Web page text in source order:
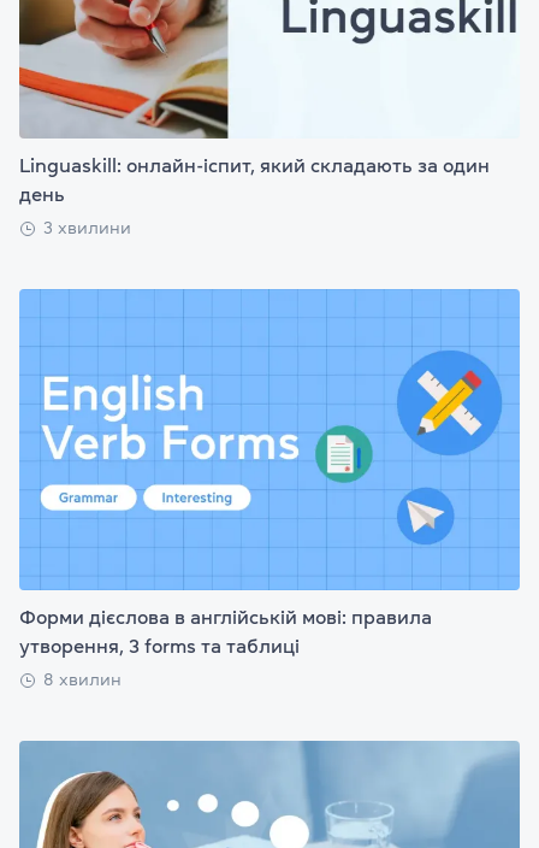
Linguaskill: онлайн-іспит, який складають за один
день
3 хвилини
Форми дієслова в англійській мові: правила
утворення, 3 forms та таблиці
8 хвилин